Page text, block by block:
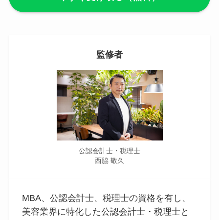
監修者
公認会計士・税理士
西脇 敬久
MBA、公認会計士、税理士の資格を有し、
美容業界に特化した公認会計士・税理士と